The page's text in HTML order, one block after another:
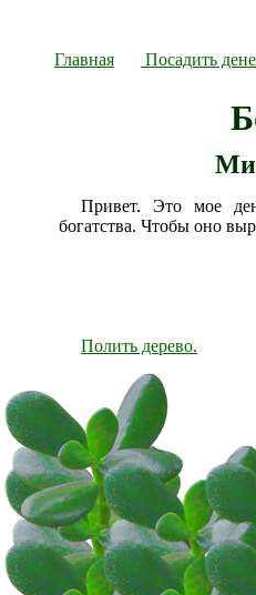
Главная Посадить
Привет. Это мое
богатства. Чтобы оно
Полить дерево.